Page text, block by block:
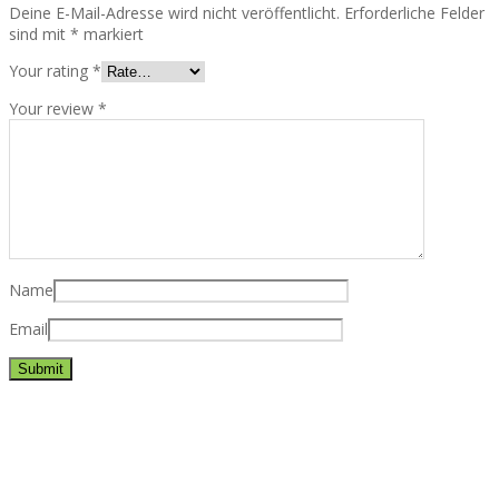
Deine E-Mail-Adresse wird nicht veröffentlicht. Erforderliche Felder
sind mit * markiert
Your rating *
Your review *
Name
Email